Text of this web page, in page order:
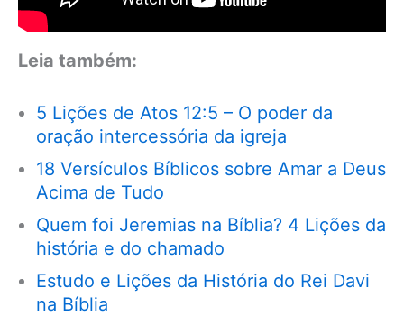
Leia também:
5 Lições de Atos 12:5 – O poder da
oração intercessória da igreja
18 Versículos Bíblicos sobre Amar a Deus
Acima de Tudo
Quem foi Jeremias na Bíblia? 4 Lições da
história e do chamado
Estudo e Lições da História do Rei Davi
na Bíblia